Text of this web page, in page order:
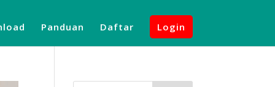
Panduan Daftar Login